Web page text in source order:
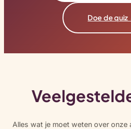
Doe de quiz
Alles wat je moet weten over